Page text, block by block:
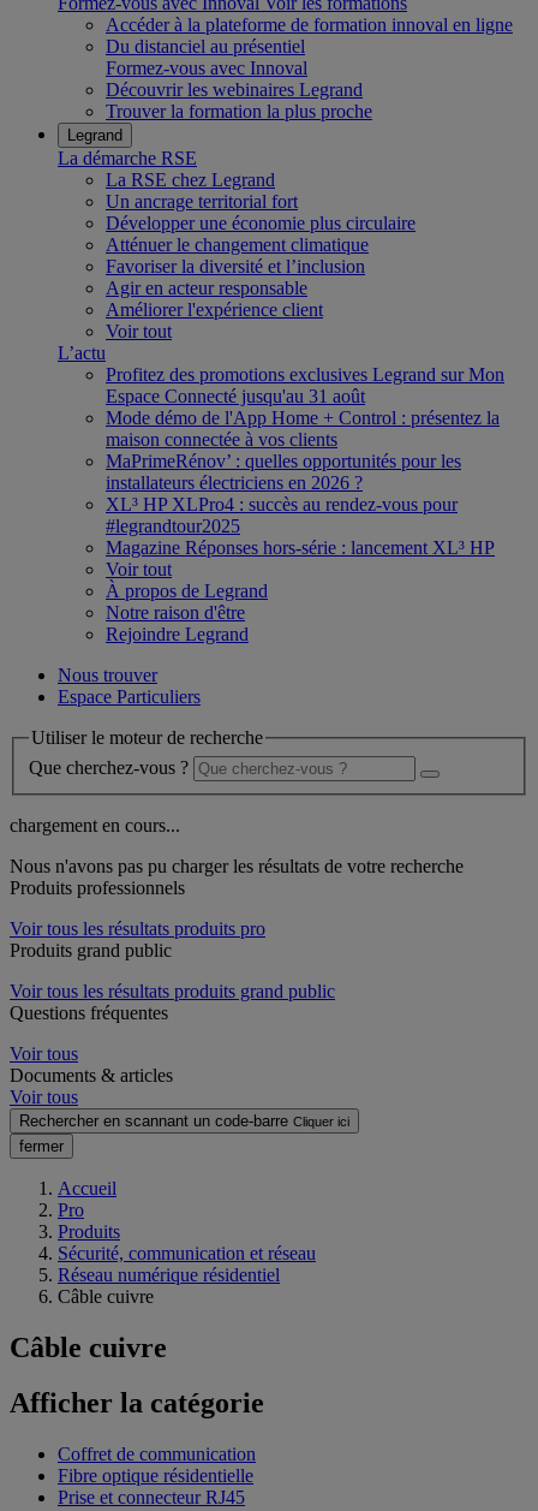
Accéder à la plateforme de formation innoval en ligne
Du distanciel au présentiel
Formez-vous avec Innoval
Découvrir les webinaires Legrand
Trouver la formation la plus proche
Legrand
La démarche RSE
La RSE chez Legrand
Un ancrage territorial fort
Développer une économie plus circulaire
Atténuer le changement climatique
Favoriser la diversité et l’inclusion
Agir en acteur responsable
Améliorer l'expérience client
Voir tout
L’actu
Profitez des promotions exclusives Legrand sur Mon
Espace Connecté jusqu'au 31 août
Mode démo de l'App Home + Control : présentez la
maison connectée à vos clients
MaPrimeRénov’ : quelles opportunités pour les
installateurs électriciens en 2026 ?
XL³ HP XLPro4 : succès au rendez-vous pour
#legrandtour2025
Magazine Réponses hors-série : lancement XL³ HP
Voir tout
À propos de Legrand
Notre raison d'être
Rejoindre Legrand
Nous trouver
Espace Particuliers
Utiliser le moteur de recherche
Que cherchez-vous ?
chargement en cours...
Nous n'avons pas pu charger les résultats de votre recherche
Produits professionnels
Voir tous les résultats produits pro
Produits grand public
Voir tous les résultats produits grand public
Questions fréquentes
Voir tous
Documents & articles
Voir tous
Rechercher en scannant un code-barre Cliquer ici
fermer
Accueil
Pro
Produits
Sécurité, communication et réseau
Réseau numérique résidentiel
Câble cuivre
Câble cuivre
Afficher la catégorie
Coffret de communication
Fibre optique résidentielle
Prise et connecteur RJ45